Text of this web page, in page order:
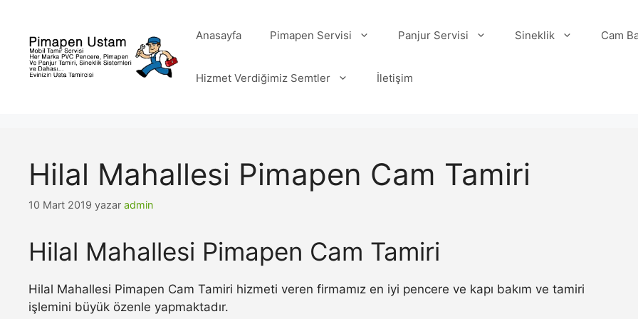
Anasayfa Pimapen Servisi Panjur Servisi Sineklik Cam
Hizmet Verdiğimiz Semtler İletişim
Hilal Mahallesi Pimapen Cam Tamiri
10 Mart 2019 yazar admin
Hilal Mahallesi Pimapen Cam Tamiri
Hilal Mahallesi Pimapen Cam Tamiri hizmeti veren firmamız en iyi pencere ve kapı bakım ve tamiri
işlemini büyük özenle yapmaktadır.